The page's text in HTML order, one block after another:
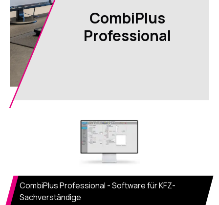
CombiPlus
Professional
CombiPlus Professional - Software für KFZ-
Sachverständige